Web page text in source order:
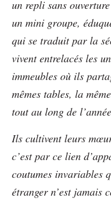
un repli sans
un mini groupe,
qui se traduit par la
vivent entrelacés les
immeubles où ils
mêmes tables, la
tout au long de
Ils cultivent leurs
c’est par ce lien
coutumes invariables
étranger n’est jamais